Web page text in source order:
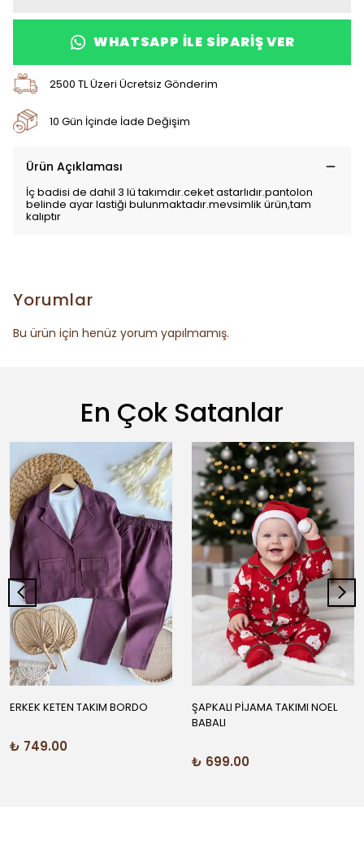
WHATSAPP ILE SIPARIŞ VER
2500 TL Üzeri Ücretsiz Gönderim
10 Gün İçinde İade Değişim
Ürün Açıklaması
İç badisi de dahil 3 lü takımdır.ceket astarlıdır.pantolon
belinde ayar lastiği bulunmaktadır.mevsimlik ürün,tam
kalıptır
Yorumlar
Bu ürün için henüz yorum yapılmamış.
En Çok Satanlar
ERKEK KETEN TAKIM BORDO
₺ 749.00
ŞAPKALI PİJAMA TAKIMI NOEL
BABALI
₺ 699.00